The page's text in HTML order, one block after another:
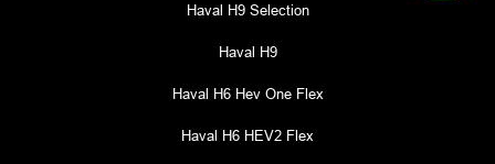
Haval H9 Selection
Haval H9
Haval H6 Hev One Flex
Haval H6 HEV2 Flex